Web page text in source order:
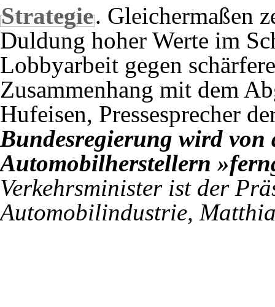
Strategie. Gleichermaßen
Duldung hoher Werte im
Lobbyarbeit gegen
Zusammenhang mit dem
Hufeisen, Pressesprecher
Bundesregierung wird von
Automobilherstellern
Verkehrsminister ist der
Automobilindustrie,